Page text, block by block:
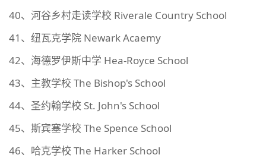
40、河谷乡村走读学校 Riverale Country School
41、纽瓦克学院 Newark Acaemy
42、海德罗伊斯中学 Hea-Royce School
43、主教学校 The Bishop's School
44、圣约翰学校 St. John's School
45、斯宾塞学校 The Spence School
46、哈克学校 The Harker School